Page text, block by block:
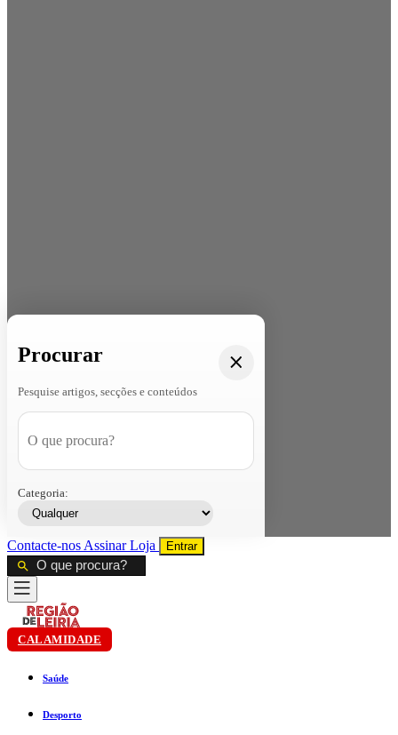
Procurar
Pesquise artigos, secções e conteúdos
Categoria:
Contacte-nos AssinarLoja Entrar
CALAMIDADE
Saúde
Desporto